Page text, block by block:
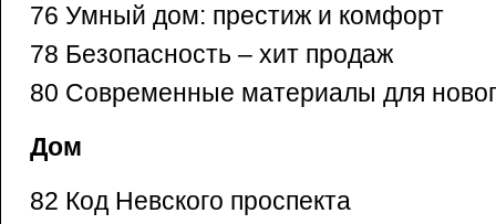
76 Умный дом: престиж и комфорт
78 Безопасность – хит продаж
80 Современные материалы для
Дом
82 Код Невского проспекта